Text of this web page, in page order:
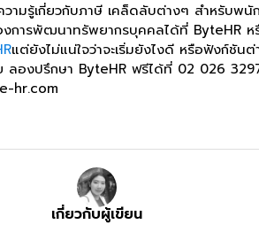
ามรู้เกี่ยวกับภาษี เคล็ดลับต่างๆ สำหรับพนั
งการพัฒนาทรัพยากรบุคคลได้ที่ ByteHR
แต่ยังไม่แน่ใจว่าจะเริ่มยังไงดี หรือฟังก์ชันต่
องปรึกษา ByteHR ฟรีได้ที่ 02 026
hr.com
เกี่ยวกับผู้เขียน